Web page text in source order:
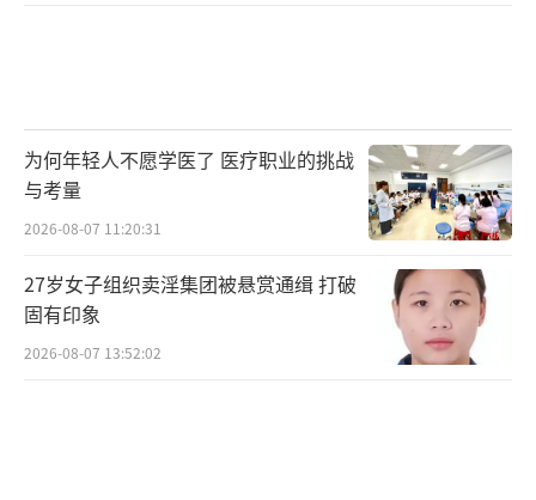
为何年轻人不愿学医了 医疗职业的挑战
与考量
2026-08-07 11:20:31
27岁女子组织卖淫集团被悬赏通缉 打破
固有印象
2026-08-07 13:52:02